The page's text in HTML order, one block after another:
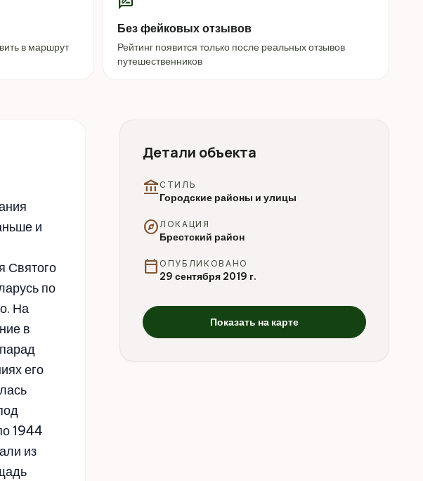
в маршрут
Без фейковых отзывов
Рейтинг появится только после реальных отзывов
путешественников
и
Святого
по
На
в
его
1944
из
Детали объекта
account_balance СТИЛЬ
Городские районы и улицы
explore ЛОКАЦИЯ
Брестский район
calendar_today ОПУБЛИКОВАНО
29 сентября 2019 г.
Показать на карте